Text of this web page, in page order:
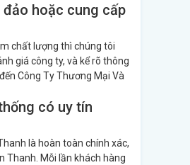
đảo hoặc cung cấp
chất lượng thì chúng tôi
giá công ty, và kể rõ thông
Công Ty Thương Mại Và
có uy tín
là hoàn toàn chính xác,
Thanh. Mỗi lần khách hàng